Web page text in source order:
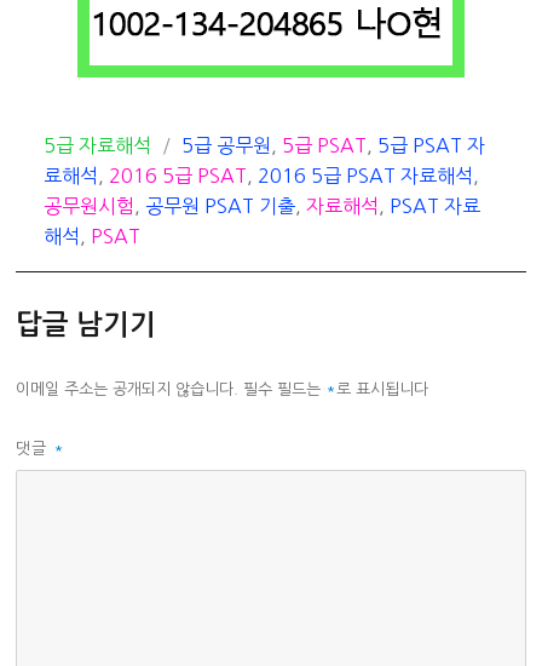
카
테
고
리
5급 자료해석
태
그
5급 공무원 5급 PSAT
5급 PSAT 자
료해석
2016 5급 PSAT 2016 5급 PSAT 자료해석
공무원시험
공무원 PSAT 기출 ,자료해석
PSAT 자료
해석
PSAT
답글 남기기
이메일 주소는 공개되지 않습니다. 필수 필드는 * 로 표시됩니다
댓글 *